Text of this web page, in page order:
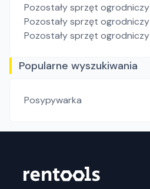
Pozostały sprzęt ogrodniczy
Pozostały sprzęt ogrodniczy
Pozostały sprzęt ogrodniczy
Popularne wyszukiwania
Posypywarka